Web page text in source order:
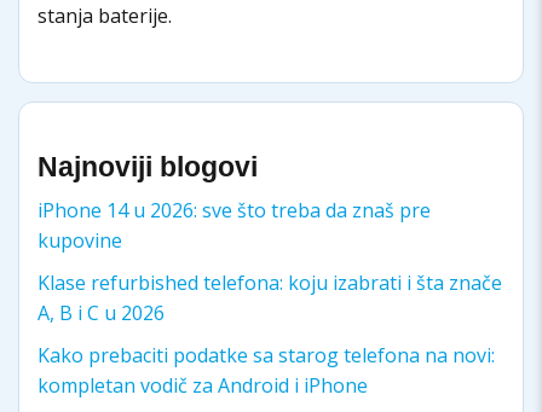
stanja baterije.
Najnoviji blogovi
iPhone 14 u 2026: sve što treba da znaš pre
kupovine
Klase refurbished telefona: koju izabrati i šta znače
A, B i C u 2026
Kako prebaciti podatke sa starog telefona na novi:
kompletan vodič za Android i iPhone